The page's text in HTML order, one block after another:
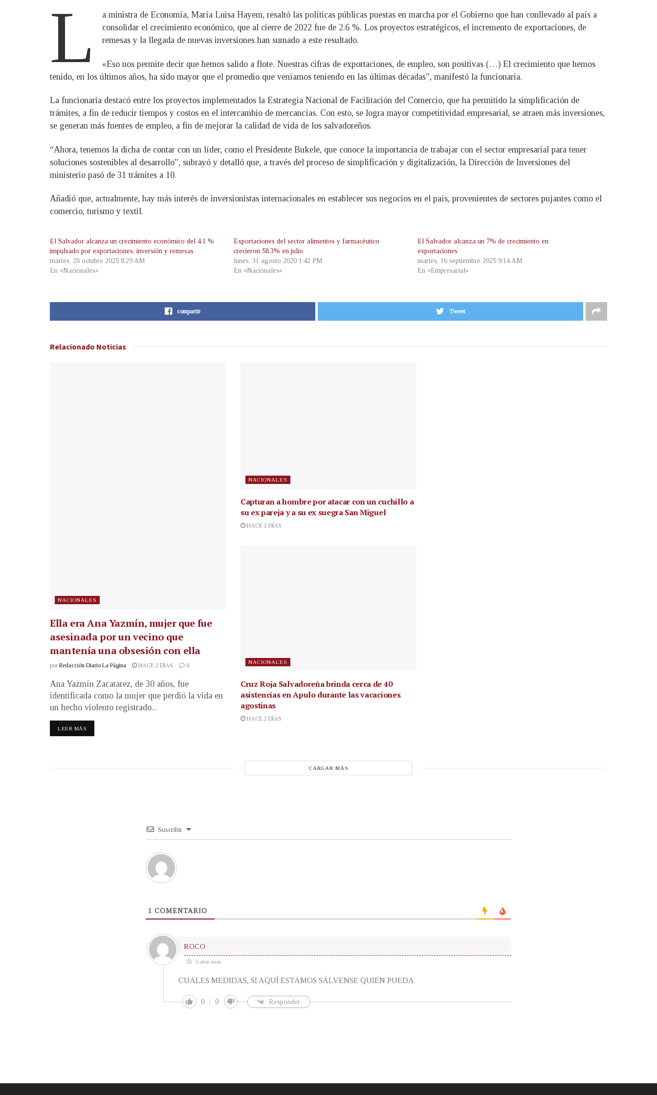
L
a ministra de Economía, María Luisa Hayem, resaltó las políticas públicas puestas en marcha por el Gobierno que han conllevado al país a
consolidar el crecimiento económico, que al cierre de 2022 fue de 2.6 %. Los proyectos estratégicos, el incremento de exportaciones, de
remesas y la llegada de nuevas inversiones han sumado a este resultado.
«Eso nos permite decir que hemos salido a flote. Nuestras cifras de exportaciones, de empleo, son positivas (…) El crecimiento que hemos
tenido, en los últimos años, ha sido mayor que el promedio que veníamos teniendo en las últimas décadas”, manifestó la funcionaria.
La funcionaria destacó entre los proyectos implementados la Estrategia Nacional de Facilitación del Comercio, que ha permitido la simplificación de
trámites, a fin de reducir tiempos y costos en el intercambio de mercancías. Con esto, se logra mayor competitividad empresarial, se atraen más inversiones,
se generan más fuentes de empleo, a fin de mejorar la calidad de vida de los salvadoreños.
“Ahora, tenemos la dicha de contar con un líder, como el Presidente Bukele, que conoce la importancia de trabajar con el sector empresarial para tener
soluciones sostenibles al desarrollo”, subrayó y detalló que, a través del proceso de simplificación y digitalización, la Dirección de Inversiones del
ministerio pasó de 31 trámites a 10.
Añadió que, actualmente, hay más interés de inversionistas internacionales en establecer sus negocios en el país, provenientes de sectores pujantes como el
comercio, turismo y textil.
El Salvador alcanza un crecimiento económico del 4.1 %
impulsado por exportaciones, inversión y remesas
martes, 28 octubre 2025 8:29 AM
En «Nacionales»
Exportaciones del sector alimentos y farmacéutico
crecieron 58.3% en julio
lunes, 31 agosto 2020 1:42 PM
En «Nacionales»
El Salvador alcanza un 7% de crecimiento en
exportaciones
martes, 16 septiembre 2025 9:14 AM
En «Empresarial»
compartir Tweet
Relacionado Noticias
NACIONALES
Ella era Ana Yazmín, mujer que fue
asesinada por un vecino que
mantenía una obsesión con ella
por Redacción Diario La Página HACE 2 DÍAS 0
Ana Yazmín Zacatarez, de 30 años, fue
identificada como la mujer que perdió la vida en
un hecho violento registrado...
LEER MÁS
NACIONALES
Capturan a hombre por atacar con un cuchillo a
su ex pareja y a su ex suegra San Miguel
HACE 2 DÍAS
NACIONALES
Cruz Roja Salvadoreña brinda cerca de 40
asistencias en Apulo durante las vacaciones
agostinas
HACE 2 DÍAS
CARGAR MÁS
Suscribir
1 COMENTARIO
ROCO
3 años atrás
CUALES MEDIDAS, SI AQUÍ ESTAMOS SÁLVENSE QUIEN PUEDA
0 0 Responder